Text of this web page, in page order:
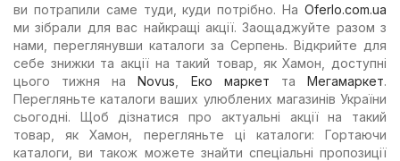
ви потрапили саме туди, куди потрібно. На Oferlo.com.ua
ми зібрали для вас найкращі акції. Заощаджуйте разом з
нами, переглянувши каталоги за Серпень. Відкрийте для
себе знижки та акції на такий товар, як Хамон, доступні
цього тижня наNovus Еко маркет таМегамаркет.
Перегляньте каталоги ваших улюблених магазинів України
сьогодні. Щоб дізнатися про актуальні акції на такий
товар, як Хамон, перегляньте ці каталоги: Гортаючи
каталоги, ви також можете знайти спеціальні пропозиції